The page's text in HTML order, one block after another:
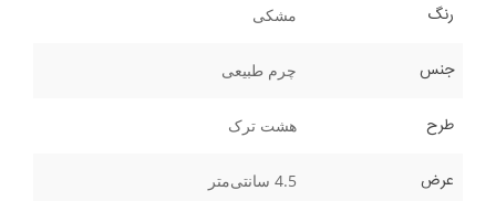
رنگ مشکی
جنس چرم طبیعی
طرح هشت ترک
عرض 4.5 سانتی‌متر